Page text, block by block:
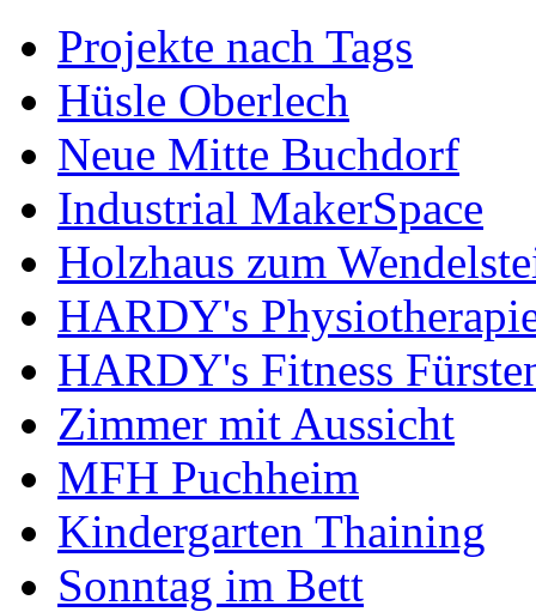
Projekte nach Tags
Hüsle Oberlech
Neue Mitte Buchdorf
Industrial MakerSpace
Holzhaus zum
HARDY's
HARDY's Fitness
Zimmer mit Aussicht
MFH Puchheim
Kindergarten Thaining
Sonntag im Bett